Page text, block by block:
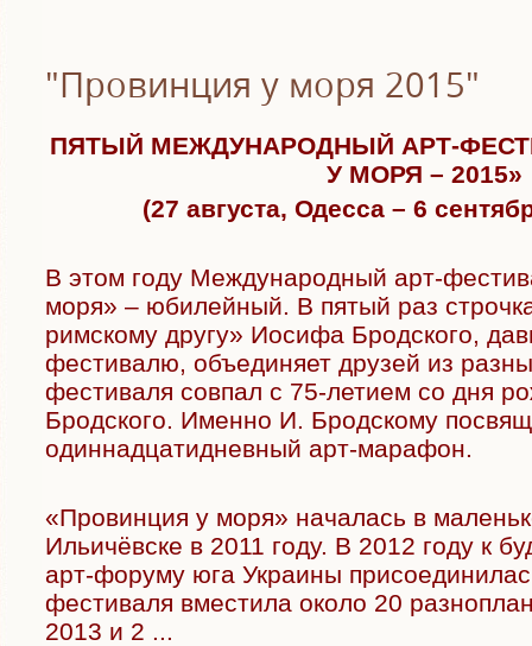
"Провинция у моря 2015"
ПЯТЫЙ МЕЖДУНАРОДНЫЙ АРТ-
У МОРЯ – 2015»
(27 августа, Одесса – 6
В этом году Международный арт-
моря» – юбилейный. В пятый раз
римскому другу» Иосифа Бродского,
фестивалю, объединяет друзей из
фестиваля совпал с 75-летием со дня
Бродского. Именно И. Бродскому
одиннадцатидневный арт-марафон.
«Провинция у моря» началась в
Ильичёвске в 2011 году. В 2012 году к
арт-форуму юга Украины
фестиваля вместила около 20
2013 и 2 ...